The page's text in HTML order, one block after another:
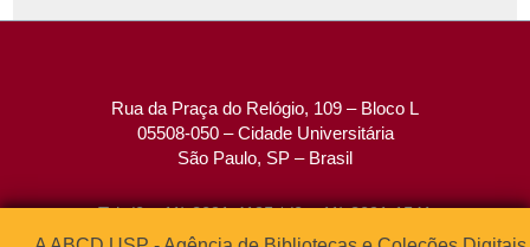
Rua da Praça do Relógio, 109 – Bloco L
05508-050 – Cidade Universitária
São Paulo, SP – Brasil
Tel: (0xx11) 3091-4195 / (0xx11) 3091-1541
Fax: (0xx11) 3091-1567